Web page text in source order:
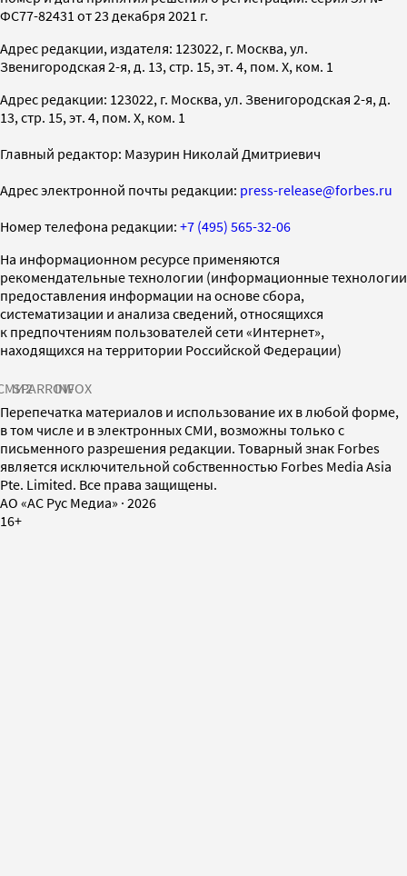
ФС77-82431 от 23 декабря 2021 г.
Адрес редакции, издателя: 123022, г. Москва, ул.
Звенигородская 2-я, д. 13, стр. 15, эт. 4, пом. X, ком. 1
Адрес редакции: 123022, г. Москва, ул. Звенигородская 2-я, д.
13, стр. 15, эт. 4, пом. X, ком. 1
Главный редактор: Мазурин Николай Дмитриевич
Адрес электронной почты редакции: press-release@forbes.ru
Номер телефона редакции: +7 (495) 565-32-06
На информационном ресурсе применяются
рекомендательные технологии (информационные технологии
предоставления информации на основе сбора,
систематизации и анализа сведений, относящихся
к предпочтениям пользователей сети «Интернет»,
находящихся на территории Российской Федерации)
SPARROWINFOX
Перепечатка материалов и использование их в любой форме,
в том числе и в электронных СМИ, возможны только с
письменного разрешения редакции. Товарный знак Forbes
является исключительной собственностью Forbes Media Asia
Pte. Limited. Все права защищены.
AO «АС Рус Медиа» · 2026
16+